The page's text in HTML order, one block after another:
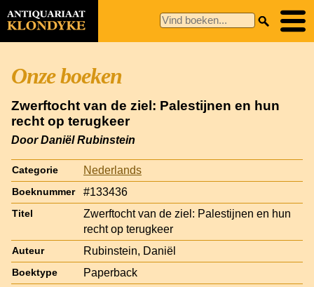
Onze boeken
Zwerftocht van de ziel: Palestijnen en hun
recht op terugkeer
Door Daniël Rubinstein
Categorie Nederlands
Boeknummer #133436
Titel
Zwerftocht van de ziel: Palestijnen en hun
recht op terugkeer
Auteur Rubinstein, Daniël
Boektype Paperback